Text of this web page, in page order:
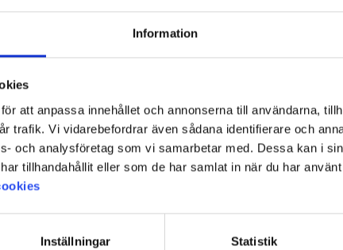
Information
att anpassa innehållet och annonserna till användarna,
trafik. Vi vidarebefordrar även sådana identifierare och
och analysföretag som vi samarbetar med. Dessa kan i
tillhandahållit eller som de har samlat in när du har
Inställningar Statistik